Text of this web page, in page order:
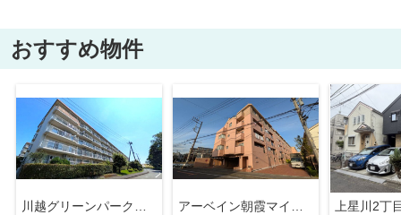
おすすめ物件
上星川2丁